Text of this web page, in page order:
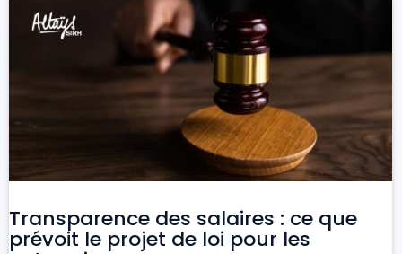
Transparence des salaires : ce que
prévoit le projet de loi pour les